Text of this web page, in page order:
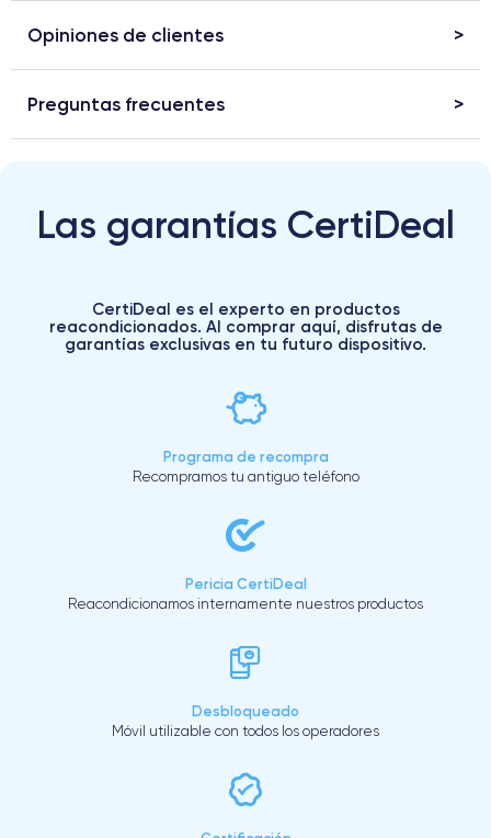
Opiniones de clientes
Preguntas frecuentes
Las garantías CertiDeal
CertiDeal es el experto en productos
reacondicionados. Al comprar aquí, disfrutas de
garantías exclusivas en tu futuro dispositivo.
Programa de recompra
Recompramos tu antiguo teléfono
Pericia CertiDeal
Reacondicionamos internamente nuestros productos
Desbloqueado
Móvil utilizable con todos los operadores